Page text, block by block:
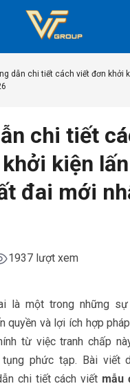
dẫn chi tiết cách viết đơn khởi
chi tiết
kiện lấn
đai mới
1937 lượt xem
là một trong những
quyền và lợi ích hợp
từ việc tranh chấp
phức tạp. Bài viết
chi tiết cách viết mẫu